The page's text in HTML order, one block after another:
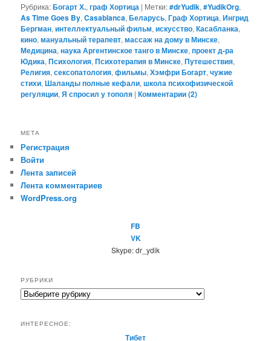
Рубрика:Богарт Х.,граф Хортица | Метки:#‎drYudik,#YudikOrg,
As Time Goes By,Casablanca,Беларусь,Граф Хортица,Ингрид
Бергман,интеллектуальный фильм,искусство,Касабланка,
кино,мануальный терапевт,массаж на дому в Минске,
Медицина,наука Аргентинское танго в Минске,проект д-ра
Юдика,Психология,Психотерапия в Минске,Путешествия,
Религия,сексопатология,фильмы,Хэмфри Богарт,чужие
стихи,Шаланды полные кефали,школа психофизической
регуляции,Я спросил у тополя |Комментарии (2)
МЕТА
Регистрация
Войти
Лента записей
Лента комментариев
WordPress.org
FB
VK
Skype: dr_ydik
РУБРИКИ
Р
р
ИНТЕРЕСНОЕ:
Тибет